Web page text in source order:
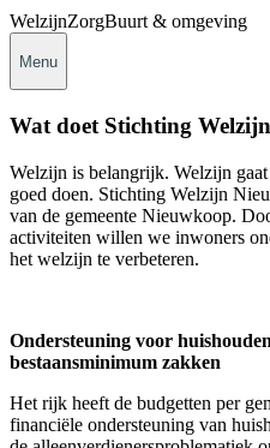
WelzijnZorgBuurt & omgeving
Menu
Wat doet Stichting
Welzijn is belangrijk. Welzijn
goed doen. Stichting Welzijn
van de gemeente Nieuwkoop.
activiteiten willen we inwoners
het welzijn te verbeteren.
Ondersteuning voor
bestaansminimum zakken
Het rijk heeft de budgetten per
financiële ondersteuning van